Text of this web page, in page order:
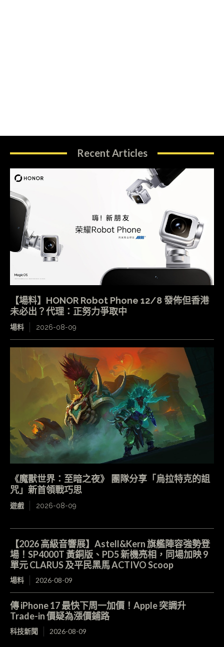
Recent Articles
【場料】HONOR Robot Phone 12/8 發佈但香港
未必出？代理：正努力爭取中
場料 2026-08-09
《魔獸世界：至暗之夜》 團隊分享「烏拉特克的詛
咒」新首領戰巧思
遊戲 2026-08-09
【2026 高級音響展】Astell&Kern 旗艦陣容強勢登
場！SP4000T 黃銅版、PD5 新機亮相，同場加映 9
單元 CLARUS 及平民黑馬 ACTIVO Scoop
場料 2026-08-09
傳 iPhone 17 最快下周一加價！Apple 突調升
Trade-in 價疑為漲價鋪路
科技新聞 2026-08-09